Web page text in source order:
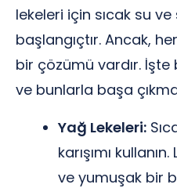
lekeleri için sıcak su
başlangıçtır. Ancak,
bir çözümü vardır. İşte
ve bunlarla başa
Yağ Lekeleri:
karışımı
ve yumuşak bir